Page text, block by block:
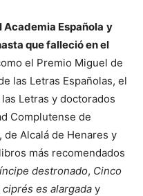
Academia Española y
que falleció en el
el Premio Miguel de
las Letras Españolas, el
Letras y doctorados
Complutense de
de Alcalá de Henares y
más recomendados
destronado, Cinco
es alargada y